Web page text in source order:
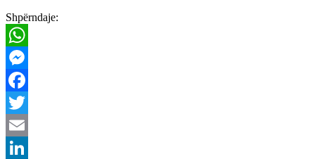
Shpërndaje:
WhatsApp
Messenger
Facebook
Twitter
Email